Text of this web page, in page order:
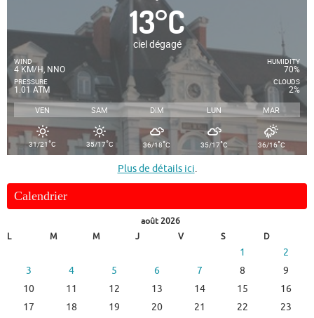
13°C
ciel dégagé
WIND
4 KM/H, NNO
PRESSURE
1.01 ATM
HUMIDITY
70%
CLOUDS
2%
VEN SAM DIM LUN MAR
31/21°C 35/17°C 36/18°C 35/17°C 36/16°C
Plus de détails ici.
Calendrier
août 2026
L
M M J V S D
1
2
3
4 5 6 7 8
9
10
11 12 13 14 15
16
17
18 19 20 21 22
23